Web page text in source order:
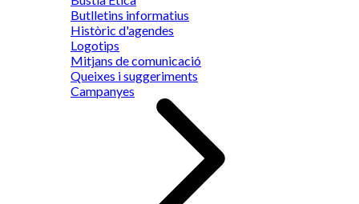
Butlletins informatius
Històric d'agendes
Logotips
Mitjans de comunicació
Queixes i suggeriments
Campanyes